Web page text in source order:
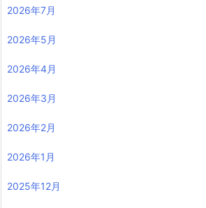
2026年7月
2026年5月
2026年4月
2026年3月
2026年2月
2026年1月
2025年12月